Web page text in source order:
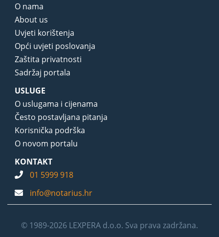
O nama
About us
Uvjeti korištenja
Opći uvjeti poslovanja
Zaštita privatnosti
Sadržaj portala
USLUGE
O uslugama i cijenama
Često postavljana pitanja
Korisnička podrška
O novom portalu
KONTAKT
01 5999 918
info@notarius.hr
© 1989-2026 LEXPERA d.o.o. Sva prava zadržana.